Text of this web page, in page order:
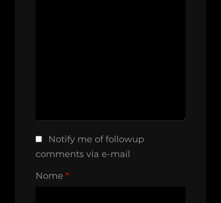
Notify me of followup
comments via e-mail
Nome *